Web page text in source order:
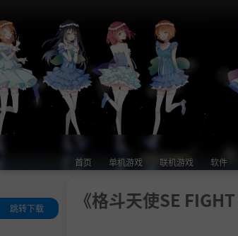
首页 单机游戏 联机游戏 软件
《格斗天使SE
跳转下载